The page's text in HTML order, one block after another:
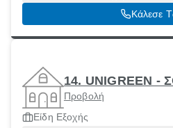
55134
Κάλεσε
14. UNIGREEN
Προβολή
Είδη Εξοχής